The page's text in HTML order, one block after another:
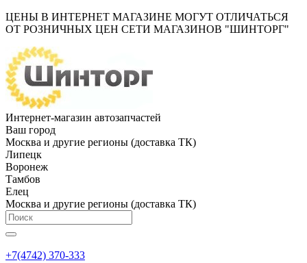
ЦЕНЫ В ИНТЕРНЕТ МАГАЗИНЕ МОГУТ ОТЛИЧАТЬСЯ
ОТ РОЗНИЧНЫХ ЦЕН СЕТИ МАГАЗИНОВ "ШИНТОРГ"
Интернет-магазин автозапчастей
Ваш город
Москва и другие регионы (доставка ТК)
Липецк
Воронеж
Тамбов
Елец
Москва и другие регионы (доставка ТК)
+7(4742) 370-333